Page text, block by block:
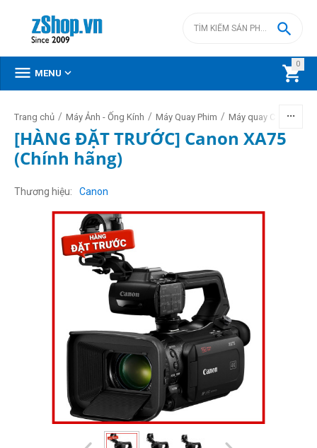
0


 MENU 
Trang chủ / Máy Ảnh - Ống Kính / Máy Quay Phim / Máy quay Canon
[HÀNG ĐẶT TRƯỚC] Canon XA75
(Chính hãng)
Thương hiệu Canon